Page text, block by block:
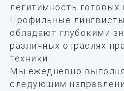
легитимность готовых
Профильные
обладают глубокими
различных отраслях
техники.
Мы ежедневно
следующим